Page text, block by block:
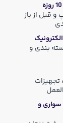
و قبل از باز
300 دسته بندی و
سواری و